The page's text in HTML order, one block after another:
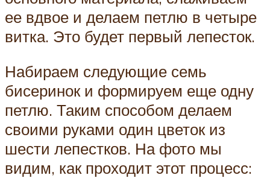
ее вдвое и делаем петлю в четыре
витка. Это будет первый лепесток.
Набираем следующие семь
бисеринок и формируем еще одну
петлю. Таким способом делаем
своими руками один цветок из
шести лепестков. На фото мы
видим, как проходит этот процесс: